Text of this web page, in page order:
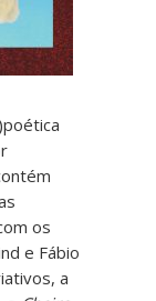
os
e Fábio
a